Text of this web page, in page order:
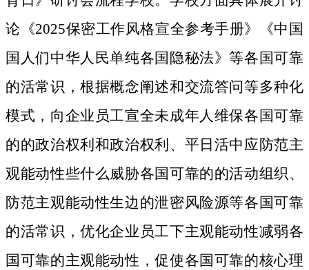
论《2025保密工作风格宣全参考手册》《中国
国人们中华人民单纯各国隐秘法》等各国可靠
的活常识，根据概念阐述和交流答问等多种化
模式，向企业员工宣全未成年人维保各国可靠
的的政治权利和政治权利、平日活中应防范主
观能动性些什么威胁各国可靠的的活动组织、
防范主观能动性生边的泄密风险源等各国可靠
的活常识，优化企业员工下主观能动性减弱各
国可靠的主观能动性，促使各国可靠的核心理